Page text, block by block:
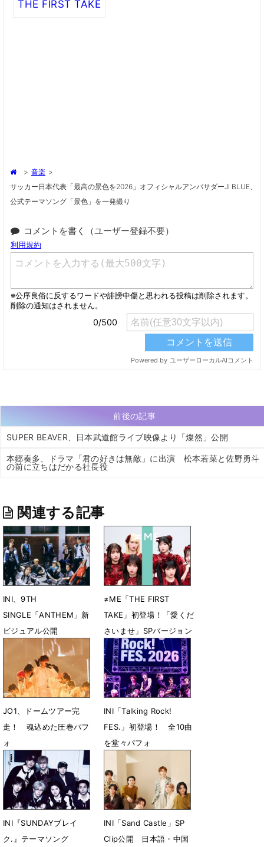
THE FIRST TAKE
> 音楽 >
サッカー日本代表「最高の景色を2026」オフィシャルアンバサダーJI BLUE、
公式テーマソング「景色」を一発撮り
コメントを書く（ユーザー登録不要）
前後の記事
SUPER BEAVER、日本武道館ライブ映像より「燦然」公開
本郷奏多、ドラマ「君の好きは無敵」に出演 松本若菜と佐野勇斗
の前に立ちはだかる社長役
関連する記事
INI、9TH
SINGLE「ANTHEM」新
ビジュアル公開
7月31日 23時10分
≠ME「THE FIRST
TAKE」初登場！「愛くだ
さいませ」SPバージョン
一発撮り
7月31日 20時47分
JO1、ドームツアー完
走！ 魂込めた圧巻パフ
ォ
7月21日 13時28分
INI「Talking Rock!
FES.」初登場！ 全10曲
を堂々パフォ
7月12日 11時55分
INI『SUNDAYブレイ
ク.』テーマソング
INI「Sand Castle」SP
Clip公開 日本語・中国